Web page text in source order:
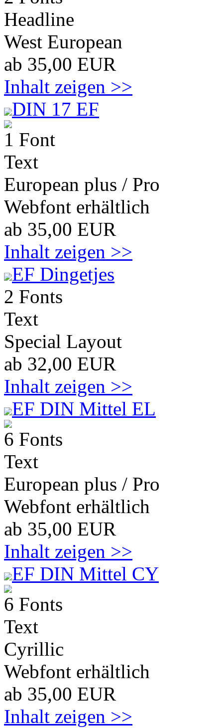
Headline
West European
ab 35,00 EUR
Inhalt zeigen >>
DIN 17 EF
1 Font
Text
European plus / Pro
Webfont erhältlich
ab 35,00 EUR
Inhalt zeigen >>
EF Dingetjes
2 Fonts
Text
Special Layout
ab 32,00 EUR
Inhalt zeigen >>
EF DIN Mittel EL
6 Fonts
Text
European plus / Pro
Webfont erhältlich
ab 35,00 EUR
Inhalt zeigen >>
EF DIN Mittel CY
6 Fonts
Text
Cyrillic
Webfont erhältlich
ab 35,00 EUR
Inhalt zeigen >>